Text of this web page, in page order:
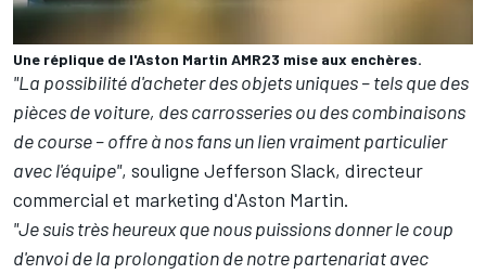
Une réplique de l'Aston Martin AMR23 mise aux enchères.
"La possibilité d'acheter des objets uniques – tels que des
pièces de voiture, des carrosseries ou des combinaisons
de course – offre à nos fans un lien vraiment particulier
avec l'équipe", souligne Jefferson Slack, directeur
commercial et marketing d'Aston Martin.
"Je suis très heureux que nous puissions donner le coup
d'envoi de la prolongation de notre partenariat avec